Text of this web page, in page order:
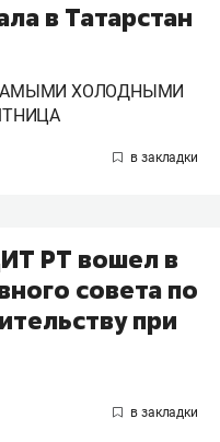
в Татарстан
ХОЛОДНЫМИ
РТ вошел в
совета по
при